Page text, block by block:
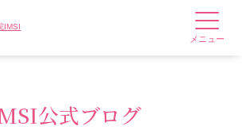
メニュー
公式ブログ